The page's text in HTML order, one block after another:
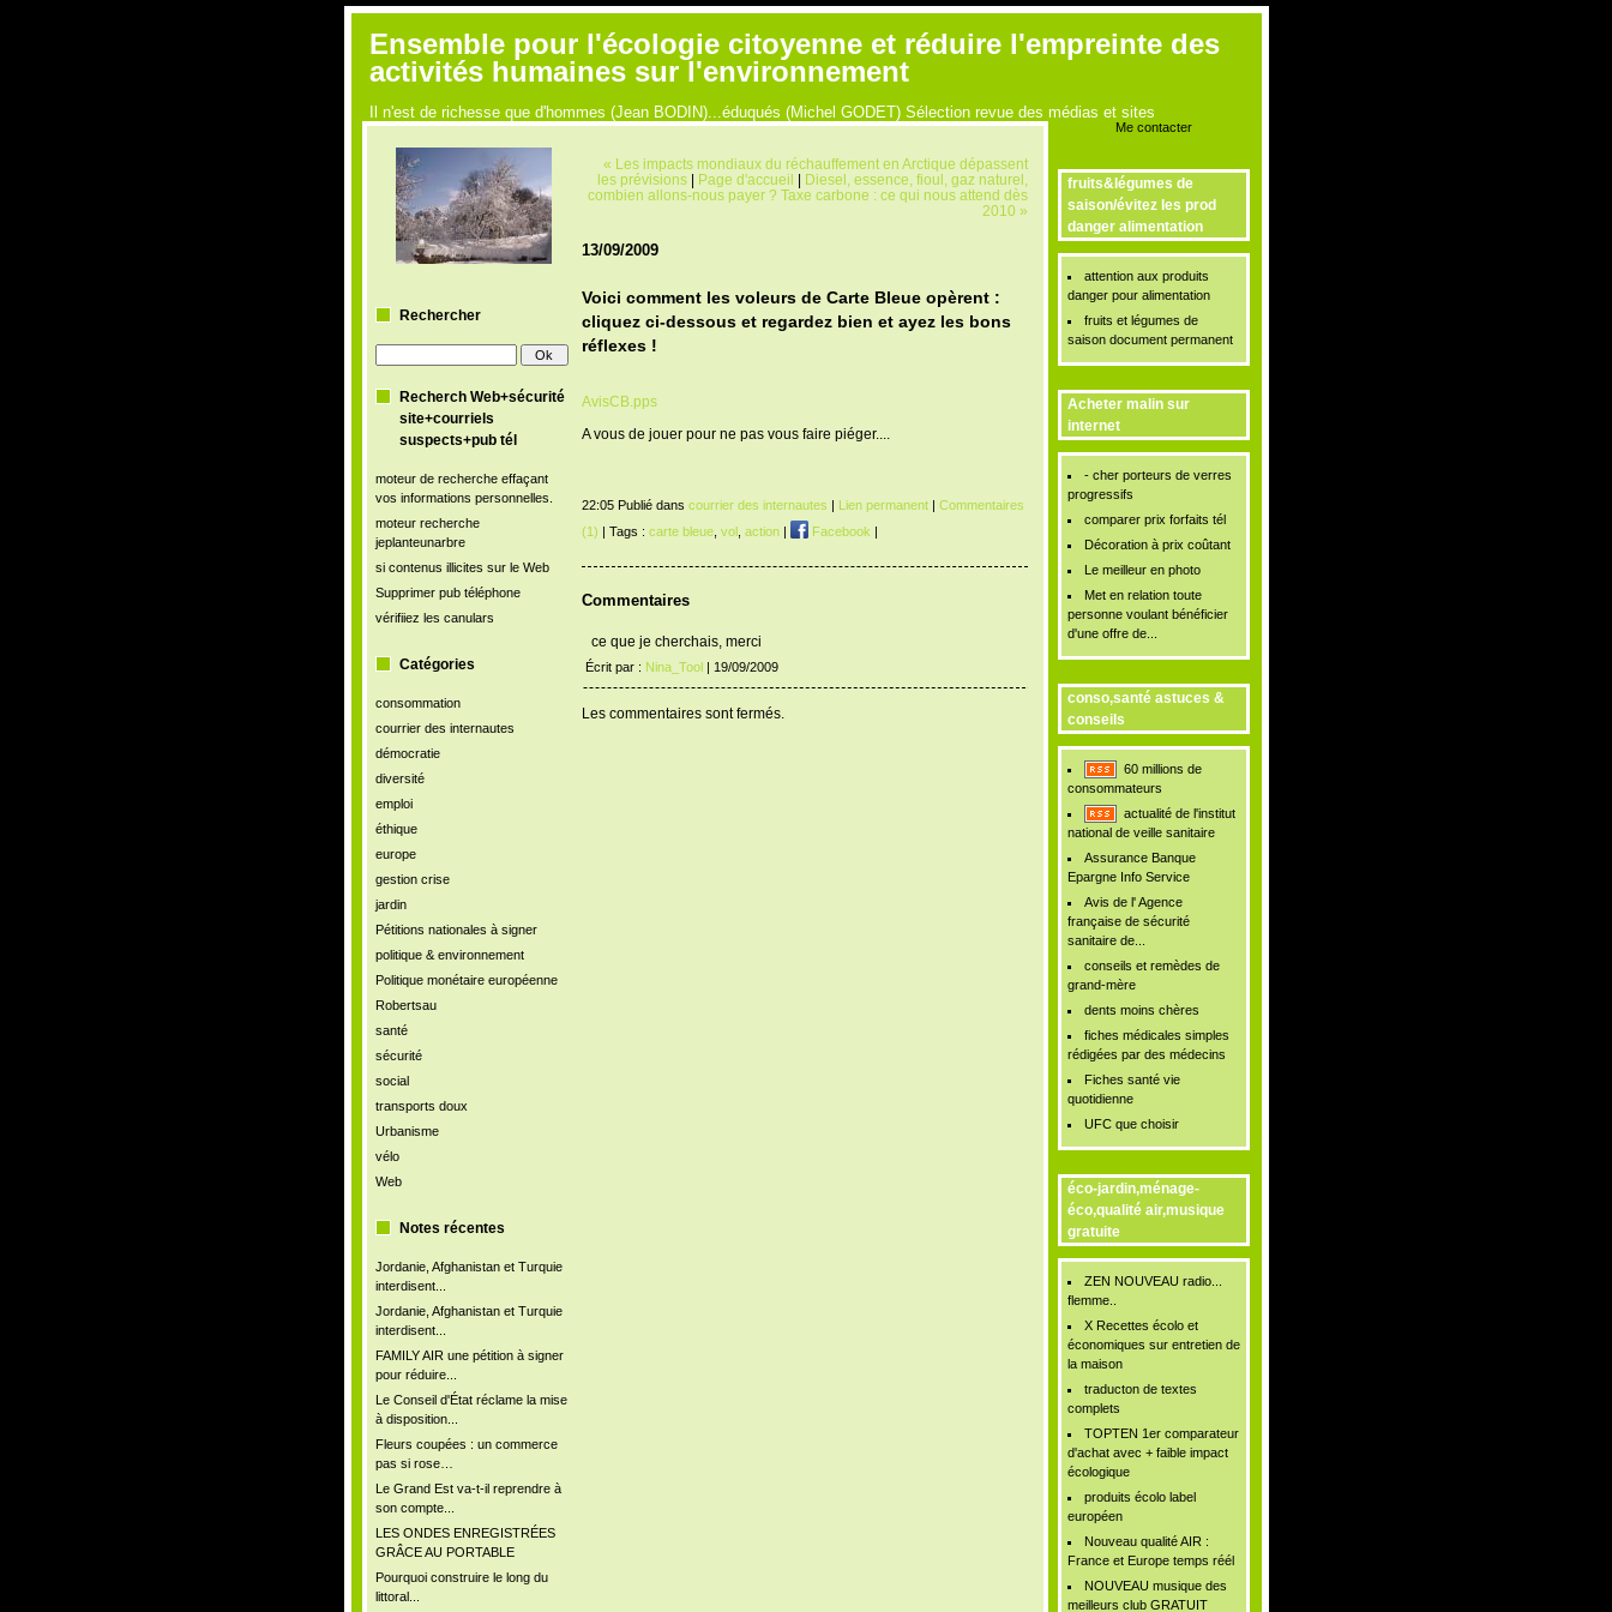
Ensemble pour l'écologie citoyenne et réduire l'empreinte des
activités humaines sur l'environnement
Il n'est de richesse que d'hommes (Jean BODIN)...éduqués (Michel GODET) Sélection revue des médias et sites
Rechercher
Recherch Web+sécurité
site+courriels
suspects+pub tél
moteur de recherche effaçant
vos informations personnelles.
moteur recherche
jeplanteunarbre
si contenus illicites sur le Web
Supprimer pub téléphone
vérifiiez les canulars
Catégories
consommation
courrier des internautes
démocratie
diversité
emploi
éthique
europe
gestion crise
jardin
Pétitions nationales à signer
politique & environnement
Politique monétaire européenne
Robertsau
santé
sécurité
social
transports doux
Urbanisme
vélo
Web
Notes récentes
Jordanie, Afghanistan et Turquie
interdisent...
Jordanie, Afghanistan et Turquie
interdisent...
FAMILY AIR une pétition à signer
pour réduire...
Le Conseil d'État réclame la mise
à disposition...
Fleurs coupées : un commerce
pas si rose…
Le Grand Est va-t-il reprendre à
son compte...
LES ONDES ENREGISTRÉES
GRÂCE AU PORTABLE
Pourquoi construire le long du
littoral...
Me contacter
fruits&légumes de
saison/évitez les prod
danger alimentation
attention aux produits
danger pour alimentation
fruits et légumes de
saison document permanent
Acheter malin sur
internet
- cher porteurs de verres
progressifs
comparer prix forfaits tél
Décoration à prix coûtant
Le meilleur en photo
Met en relation toute
personne voulant bénéficier
d'une offre de...
conso,santé astuces &
conseils
60 millions de
consommateurs
actualité de l'institut
national de veille sanitaire
Assurance Banque
Epargne Info Service
Avis de l' Agence
française de sécurité
sanitaire de...
conseils et remèdes de
grand-mère
dents moins chères
fiches médicales simples
rédigées par des médecins
Fiches santé vie
quotidienne
UFC que choisir
éco-jardin,ménage-
éco,qualité air,musique
gratuite
ZEN NOUVEAU radio...
flemme..
X Recettes écolo et
économiques sur entretien de
la maison
traducton de textes
complets
TOPTEN 1er comparateur
d'achat avec + faible impact
écologique
produits écolo label
européen
Nouveau qualité AIR :
France et Europe temps réél
NOUVEAU musique des
meilleurs club GRATUIT
« Les impacts mondiaux du réchauffement en Arctique dépassent
les prévisions| Page d'accueil | Diesel, essence, fioul, gaz naturel,
combien allons-nous payer ? Taxe carbone : ce qui nous attend dès
2010 »
13/09/2009
Voici comment les voleurs de Carte Bleue opèrent :
cliquez ci-dessous et regardez bien et ayez les bons
réflexes !
AvisCB.pps
A vous de jouer pour ne pas vous faire piéger....
22:05 Publié dans courrier des internautes | Lien permanent| Commentaires
(1) | Tags : carte bleue, vol, action| Facebook |
Commentaires
ce que je cherchais, merci
Écrit par : Nina_Tool| 19/09/2009
Les commentaires sont fermés.